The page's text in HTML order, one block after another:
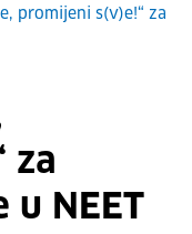
promijeni s(v)e!“ za
za
NEET